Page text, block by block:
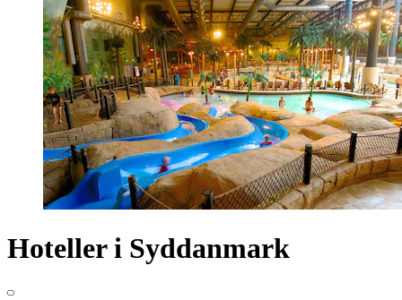
Hoteller i Syddanmark